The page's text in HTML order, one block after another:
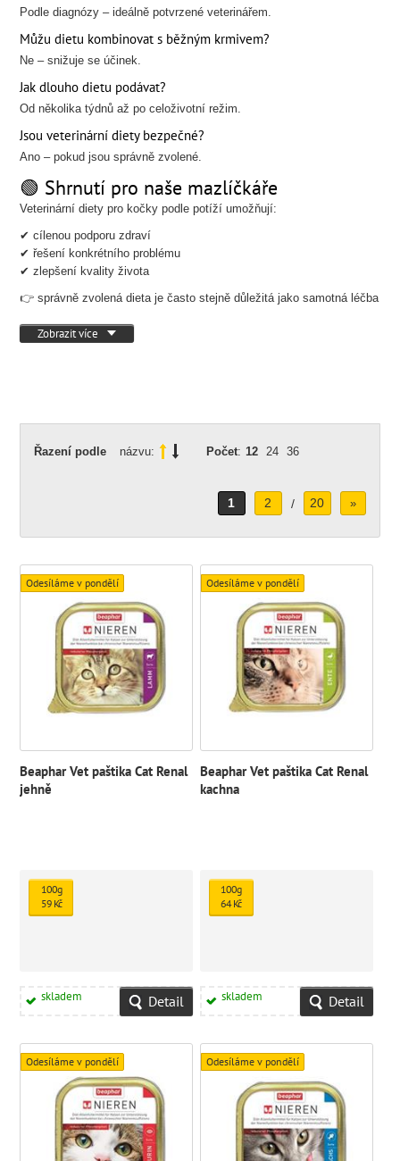
Podle diagnózy – ideálně potvrzené veterinářem.
Můžu dietu kombinovat s běžným krmivem?
Ne – snižuje se účinek.
Jak dlouho dietu podávat?
Od několika týdnů až po celoživotní režim.
Jsou veterinární diety bezpečné?
Ano – pokud jsou správně zvolené.
🟢 Shrnutí pro naše mazlíčkáře
Veterinární diety pro kočky podle potíží umožňují:
✔ cílenou podporu zdraví
✔ řešení konkrétního problému
✔ zlepšení kvality života
👉 správně zvolená dieta je často stejně důležitá jako samotná léčba
Zobrazit více
Řazení podle názvu: Počet: 12 24 36
1 2 / 20 »
Odesíláme v pondělí
Beaphar Vet paštika Cat Renal
jehně
100g
59 Kč
skladem Detail
Odesíláme v pondělí
Beaphar Vet paštika Cat Renal
kachna
100g
64 Kč
skladem Detail
Odesíláme v pondělí Odesíláme v pondělí